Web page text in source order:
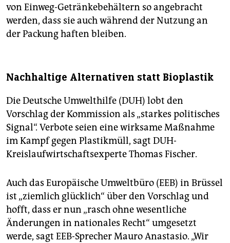
von Einweg-Getränkebehältern so angebracht
werden, dass sie auch während der Nutzung an
der Packung haften bleiben.
Nachhaltige Alternativen statt Bioplastik
Die Deutsche Umwelthilfe (DUH) lobt den
Vorschlag der Kommission als „starkes politisches
Signal“. Verbote seien eine wirksame Maßnahme
im Kampf gegen Plastikmüll, sagt DUH-
Kreislaufwirtschaftsexperte Thomas Fischer.
Auch das Europäische Umweltbüro (EEB) in Brüssel
ist „ziemlich glücklich“ über den Vorschlag und
hofft, dass er nun „rasch ohne wesentliche
Änderungen in nationales Recht“ umgesetzt
werde, sagt EEB-Sprecher Mauro Anastasio. „Wir